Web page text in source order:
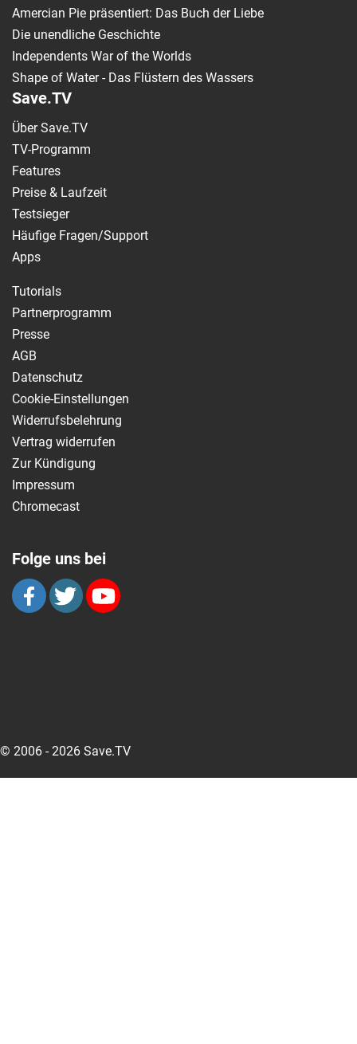
Amercian Pie präsentiert: Das Buch der Liebe
Die unendliche Geschichte
Independents War of the Worlds
Shape of Water - Das Flüstern des Wassers
Save.TV
Über Save.TV
TV-Programm
Features
Preise & Laufzeit
Testsieger
Häufige Fragen/Support
Apps
Tutorials
Partnerprogramm
Presse
AGB
Datenschutz
Cookie-Einstellungen
Widerrufsbelehrung
Vertrag widerrufen
Zur Kündigung
Impressum
Chromecast
Folge uns bei
© 2006 - 2026 Save.TV